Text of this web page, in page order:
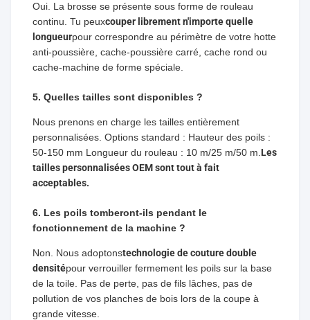
Oui. La brosse se présente sous forme de rouleau
continu. Tu peuxcouper librement n'importe quelle
longueurpour correspondre au périmètre de votre hotte
anti-poussière, cache-poussière carré, cache rond ou
cache-machine de forme spéciale.
5. Quelles tailles sont disponibles ?
Nous prenons en charge les tailles entièrement
personnalisées. Options standard : Hauteur des poils :
50-150 mm Longueur du rouleau : 10 m/25 m/50 m. Les
tailles personnalisées OEM sont tout à fait
acceptables.
6. Les poils tomberont-ils pendant le
fonctionnement de la machine ?
Non. Nous adoptonstechnologie de couture double
densitépour verrouiller fermement les poils sur la base
de la toile. Pas de perte, pas de fils lâches, pas de
pollution de vos planches de bois lors de la coupe à
grande vitesse.